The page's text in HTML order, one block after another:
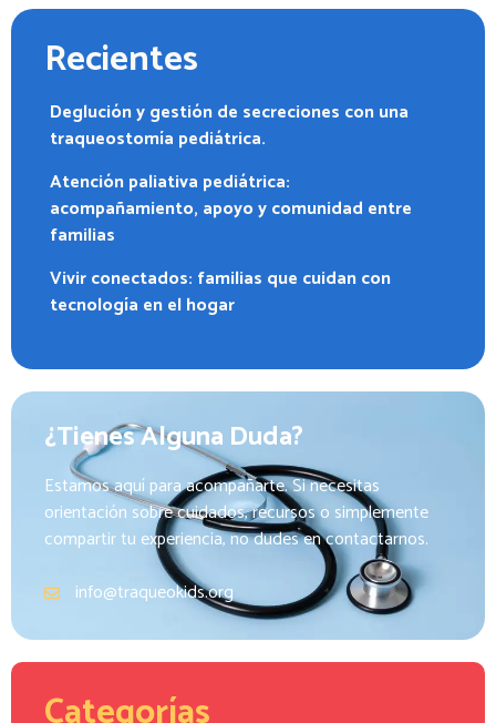
Recientes
Deglución y gestión de secreciones con una
traqueostomía pediátrica.
Atención paliativa pediátrica:
acompañamiento, apoyo y comunidad entre
familias
Vivir conectados: familias que cuidan con
tecnología en el hogar
¿Tienes Alguna Duda?
Estamos aquí para acompañarte. Si necesitas
orientación sobre cuidados, recursos o simplemente
compartir tu experiencia, no dudes en contactarnos.
info@traqueokids.org